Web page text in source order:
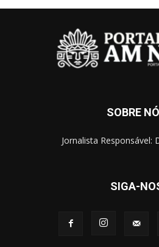
SOBRE
Jornalista Responsável:
SIGA-